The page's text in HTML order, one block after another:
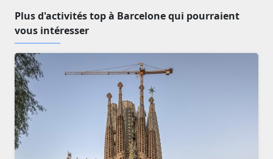
Plus d'activités top à Barcelone qui pourraient
vous intéresser